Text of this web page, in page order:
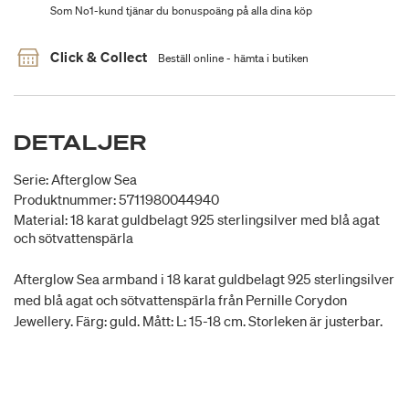
Som No1-kund tjänar du bonuspoäng på alla dina köp
Click & Collect Beställ online - hämta i butiken
DETALJER
Serie: Afterglow Sea
Produktnummer: 5711980044940
Material: 18 karat guldbelagt 925 sterlingsilver med blå agat
och sötvattenspärla
Afterglow Sea armband i 18 karat guldbelagt 925 sterlingsilver
med blå agat och sötvattenspärla från Pernille Corydon
Jewellery. Färg: guld. Mått: L: 15-18 cm. Storleken är justerbar.